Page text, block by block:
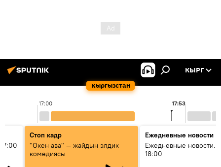
Кыргызстан
КЫРГ
17:00 17:53
Стоп кадр
"Окен ава" — жайдын элдик
комедиясы
Ежедневные новости
Ежедневные новости.
18:00